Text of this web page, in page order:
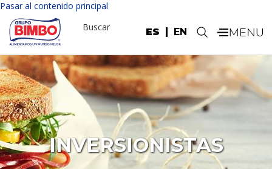
Pasar al contenido principal
ES EN
Buscar .
INVERSIONISTAS